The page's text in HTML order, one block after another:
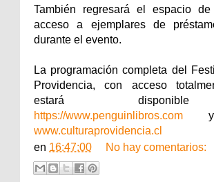
También regresará el espacio
acceso a ejemplares de
durante el evento.
La programación completa del
Providencia, con acceso
estará
https://www.penguinlibros.com
www.culturaprovidencia.cl
en 16:47:00 No hay comentarios: